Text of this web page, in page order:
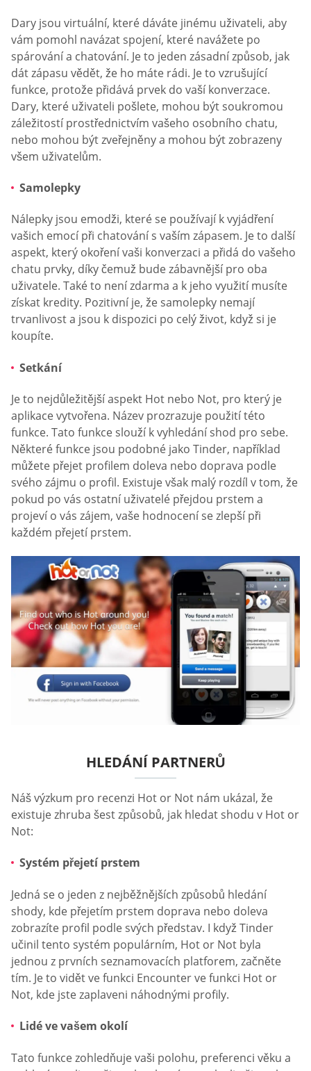
Dary jsou virtuální, které dáváte jinému uživateli, aby
vám pomohl navázat spojení, které navážete po
spárování a chatování. Je to jeden zásadní způsob, jak
dát zápasu vědět, že ho máte rádi. Je to vzrušující
funkce, protože přidává prvek do vaší konverzace.
Dary, které uživateli pošlete, mohou být soukromou
záležitostí prostřednictvím vašeho osobního chatu,
nebo mohou být zveřejněny a mohou být zobrazeny
všem uživatelům.
Samolepky
Nálepky jsou emodži, které se používají k vyjádření
vašich emocí při chatování s vaším zápasem. Je to další
aspekt, který okoření vaši konverzaci a přidá do vašeho
chatu prvky, díky čemuž bude zábavnější pro oba
uživatele. Také to není zdarma a k jeho využití musíte
získat kredity. Pozitivní je, že samolepky nemají
trvanlivost a jsou k dispozici po celý život, když si je
koupíte.
Setkání
Je to nejdůležitější aspekt Hot nebo Not, pro který je
aplikace vytvořena. Název prozrazuje použití této
funkce. Tato funkce slouží k vyhledání shod pro sebe.
Některé funkce jsou podobné jako Tinder, například
můžete přejet profilem doleva nebo doprava podle
svého zájmu o profil. Existuje však malý rozdíl v tom, že
pokud po vás ostatní uživatelé přejdou prstem a
projeví o vás zájem, vaše hodnocení se zlepší při
každém přejetí prstem.
HLEDÁNÍ PARTNERŮ
Náš výzkum pro recenzi Hot or Not nám ukázal, že
existuje zhruba šest způsobů, jak hledat shodu v Hot or
Not:
Systém přejetí prstem
Jedná se o jeden z nejběžnějších způsobů hledání
shody, kde přejetím prstem doprava nebo doleva
zobrazíte profil podle svých představ. I když Tinder
učinil tento systém populárním, Hot or Not byla
jednou z prvních seznamovacích platforem, začněte
tím. Je to vidět ve funkci Encounter ve funkci Hot or
Not, kde jste zaplaveni náhodnými profily.
Lidé ve vašem okolí
Tato funkce zohledňuje vaši polohu, preferenci věku a